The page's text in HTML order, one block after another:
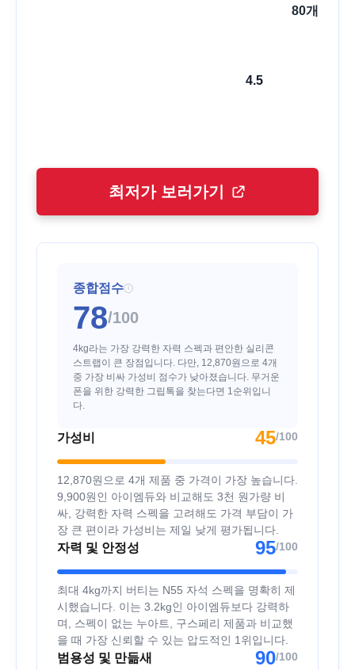
80개
4.5
최저가 보러가기
종합점수 i
78/100
4kg라는 가장 강력한 자력 스펙과 편안한 실리콘
스트랩이 큰 장점입니다. 다만, 12,870원으로 4개
중 가장 비싸 가성비 점수가 낮아졌습니다. 무거운
폰을 위한 강력한 그립톡을 찾는다면 1순위입니
다.
가성비 45/100
12,870원으로 4개 제품 중 가격이 가장 높습니다.
9,900원인 아이엠듀와 비교해도 3천 원가량 비
싸, 강력한 자력 스펙을 고려해도 가격 부담이 가
장 큰 편이라 가성비는 제일 낮게 평가됩니다.
자력 및 안정성 95/100
최대 4kg까지 버티는 N55 자석 스펙을 명확히 제
시했습니다. 이는 3.2kg인 아이엠듀보다 강력하
며, 스펙이 없는 누아트, 구스페리 제품과 비교했
을 때 가장 신뢰할 수 있는 압도적인 1위입니다.
범용성 및 만듦새 90/100